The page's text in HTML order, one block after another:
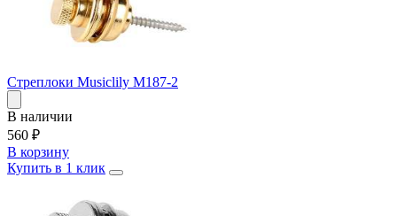
Стреплоки Musiclily M187-2
В наличии
560 ₽
В корзину
Купить в 1 клик